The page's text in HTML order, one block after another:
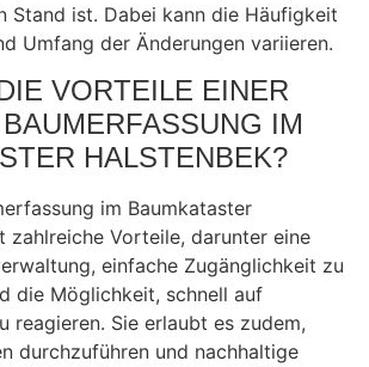
Stand ist. Dabei kann die Häufigkeit
Umfang der Änderungen variieren.
VORTEILE EINER
IM
HALSTENBEK?
im Baumkataster
zahlreiche Vorteile, darunter eine
einfache Zugänglichkeit zu
die Möglichkeit, schnell auf
reagieren. Sie erlaubt es zudem,
durchzuführen und nachhaltige